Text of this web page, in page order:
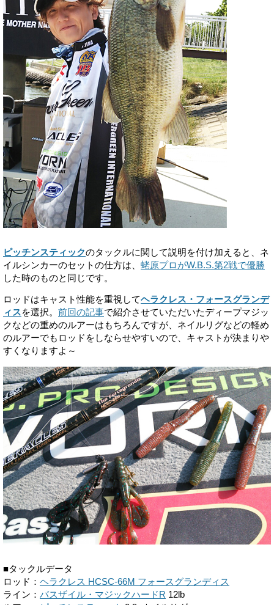
ピッチンスティックのタックルに関して説明を付け加えると、ネ
イルシンカーのセットの仕方は、 蛯原プロがW.B.S.第2戦で優勝
した時のものと同じです。
ロッドはキャスト性能を重視してヘラクレス・フォースグランデ
ィスを選択。 前回の記事で紹介させていただいたディープマジッ
クなどの重めのルアーはもちろんですが、ネイルリグなどの軽め
のルアーでもロッドをしならせやすいので、キャストが決まりや
すくなりますよ～
■タックルデータ
ロッド： ヘラクレス HCSC-66M フォースグランディス
ライン： バスザイル・マジックハードR 12lb